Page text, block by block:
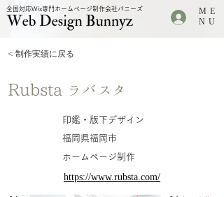
.
全国対応Wix専門ホームページ制作会社バニーズ
ME
NU
< 制作実績に戻る
Rubsta ラバスタ
印鑑・版下デザイン
福岡県福岡市
ホームページ制作
https://www.rubsta.com/